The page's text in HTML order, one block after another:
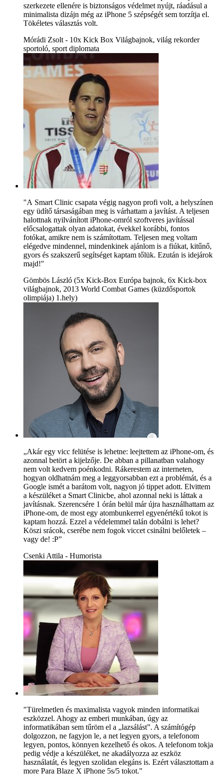
szerkezete ellenére is biztonságos védelmet nyújt, ráadásul a
minimalista dizájn még az iPhone 5 szépségét sem torzítja el.
Tökéletes választás volt.
Mórádi Zsolt - 10x Kick Box Világbajnok, világ rekorder
sportoló, sport diplomata
"A Smart Clinic csapata végig nagyon profi volt, a helyszínen
egy üdítő társaságában meg is várhattam a javítást. A teljesen
halottnak nyilvánított iPhone-omról szoftveres javítással
előcsalogattak olyan adatokat, évekkel korábbi, fontos
fotókat, amikre nem is számítottam. Teljesen meg voltam
elégedve mindennel, mindenkinek ajánlom is a fiúkat, kitűnő,
gyors és szakszerű segítséget kaptam tőlük. Ezután is idejárok
majd!"
Gömbös László (5x Kick-Box Európa bajnok, 6x Kick-box
világbajnok, 2013 World Combat Games (küzdősportok
olimpiája) 1.hely)
„Akár egy vicc felütése is lehetne: leejtettem az iPhone-om, és
azonnal betört a kijelzője. De abban a pillanatban valahogy
nem volt kedvem poénkodni. Rákerestem az interneten,
hogyan oldhatnám meg a leggyorsabban ezt a problémát, és a
Google ismét a barátom volt, nagyon jó tippet adott. Elvittem
a készüléket a Smart Clinicbe, ahol azonnal neki is láttak a
javításnak. Szerencsére 1 órán belül már újra használhattam az
iPhone-om, de most egy atombunkerrel egyenértékű tokot is
kaptam hozzá. Ezzel a védelemmel talán dobálni is lehet?
Köszi srácok, cserébe nem fogok viccet csinálni belőletek –
vagy de! :P”
Csenki Attila - Humorista
"Türelmetlen és maximalista vagyok minden informatikai
eszközzel. Ahogy az emberi munkában, úgy az
informatikában sem tűröm el a „lazsálást”. A számítógép
dolgozzon, ne fagyjon le, a net legyen gyors, a telefonom
legyen, pontos, könnyen kezelhető és okos. A telefonom tokja
pedig védje a készüléket, ne akadályozza az eszköz
használatát, és legyen szolidan elegáns is. Ezért választottam a
more Para Blaze X iPhone 5s/5 tokot."